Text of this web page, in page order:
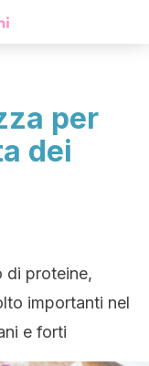
per
dei
di proteine,
importanti nel
e forti